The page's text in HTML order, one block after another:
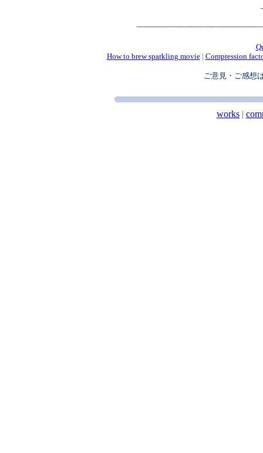
How to brew sparkling movie| Compression
ご意見・ご感想
works |